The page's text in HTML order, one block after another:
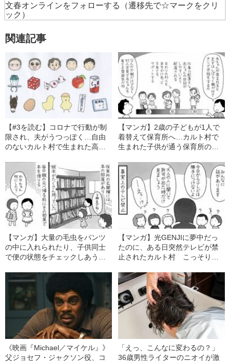
文春オンラインをフォローする
（遷移先で☆マークをクリ
ック）
関連記事
【#3を読む】コロナで行動が制
限され、夫がうつっぽく…自由
のないカルト村で生まれた高田
かったこと」
【マンガ】2歳の子どもが1人で
着替えて保育所へ…カルト村で
生まれた子供が通う保育所の実
【マンガ】大量の毛虫をパンツ
の中に入れられたり、子供同士
で便の状態をチェックしあうカ
【マンガ】光GENJIに夢中だっ
たのに、ある日突然テレビが禁
止されたカルト村 こっそり見
顔が腫れていて…
《映画『Michael／マイケル』》
父ジョセフ・ジャクソン役、コ
「えっ、こんなに変わるの？」
36歳男性ライターのニオイが激